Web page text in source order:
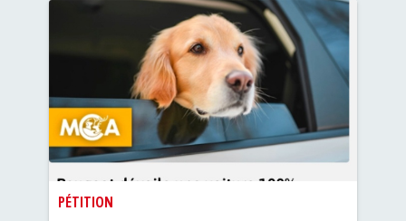
PÉTITION